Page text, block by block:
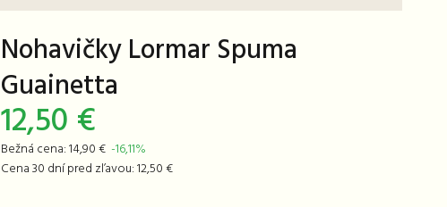
Nohavičky Lormar Spuma
Guainetta
12,50 €
Bežná cena: 14,90 € -16,11%
Cena 30 dní pred zľavou: 12,50 €